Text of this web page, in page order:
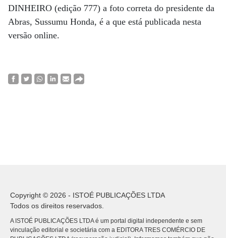
DINHEIRO (edição 777) a foto correta do presidente da
Abras, Sussumu Honda, é a que está publicada nesta
versão online.
Copyright © 2026 - ISTOÉ PUBLICAÇÕES LTDA
Todos os direitos reservados.
A ISTOÉ PUBLICAÇÕES LTDA é um portal digital independente e sem
vinculação editorial e societária com a EDITORA TRES COMÉRCIO DE